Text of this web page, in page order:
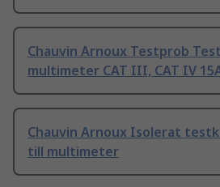
Chauvin Arnoux Testprob
multimeter CAT III, CAT IV
Chauvin Arnoux Isolerat
till multimeter